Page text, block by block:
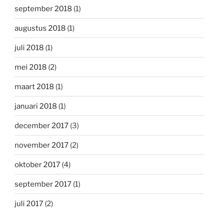
september 2018 (1)
augustus 2018 (1)
juli 2018 (1)
mei 2018 (2)
maart 2018 (1)
januari 2018 (1)
december 2017 (3)
november 2017 (2)
oktober 2017 (4)
september 2017 (1)
juli 2017 (2)